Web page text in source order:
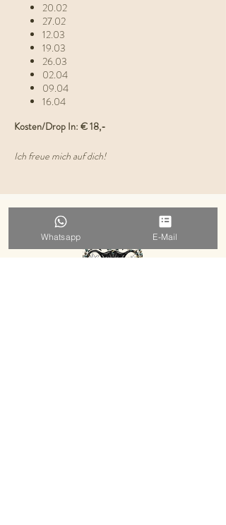
20.02
27.02
12.03
19.03
26.03
02.04
09.04
16.04
Kosten/Drop In: € 18,-
Ich freue mich auf dich!
Whatsapp E-Mail